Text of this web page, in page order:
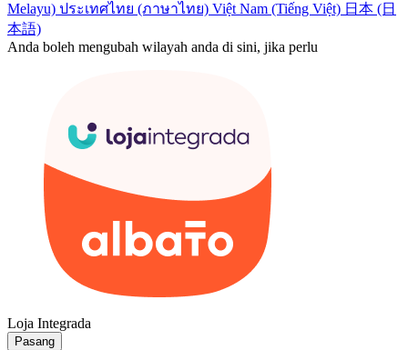
Melayu) ประเทศไทย (ภาษาไทย) Việt Nam (Tiếng Việt) 日本 (日
本語)
Anda boleh mengubah wilayah anda di sini, jika perlu
Loja Integrada
Pasang